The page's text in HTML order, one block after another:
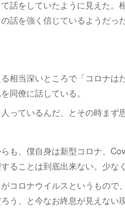
話をしていたように見えた。
話を強く信じているようだった
相当深いところで「コロナは
同僚に話している。
っているんだ、とその時まず思
も、僕自身は新型コロナ、
ることは到底出来ない。少な
コロナウイルスというもので
う、と今なお終息が見えない